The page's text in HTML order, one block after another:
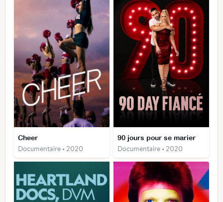
Cheer
Documentaire • 2020
90 jours pour se marier
Documentaire • 2020